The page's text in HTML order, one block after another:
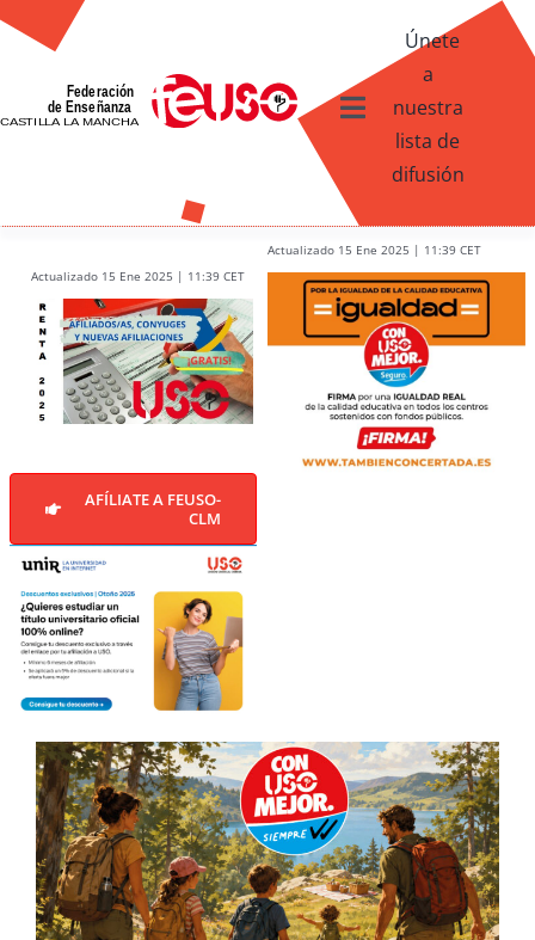
Skip
content
Toggle
Navigation
Contacto
Únete
a
nuestra
lista de
difusión
Actualizado 15 Ene 2025 | 11:39 CET
Actualizado 15 Ene 2025 | 11:39 CET
AFÍLIATE A FEUSO-
CLM